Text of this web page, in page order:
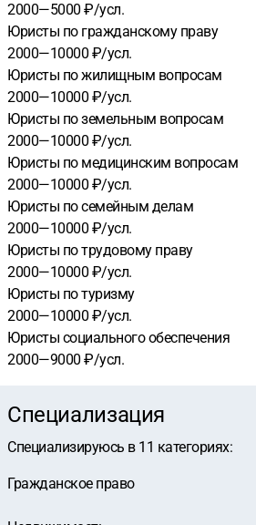
2000—5000 ₽/усл.
Юристы по гражданскому праву
2000—10000 ₽/усл.
Юристы по жилищным вопросам
2000—10000 ₽/усл.
Юристы по земельным вопросам
2000—10000 ₽/усл.
Юристы по медицинским вопросам
2000—10000 ₽/усл.
Юристы по семейным делам
2000—10000 ₽/усл.
Юристы по трудовому праву
2000—10000 ₽/усл.
Юристы по туризму
2000—10000 ₽/усл.
Юристы социального обеспечения
2000—9000 ₽/усл.
Специализация
Специализируюсь в 11 категориях:
Гражданское право